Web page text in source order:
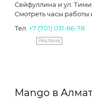
Сейфуллина и ул.
Смотреть часы работы
Тел. +7 (701) 031-66-78
Реклама
Mango в